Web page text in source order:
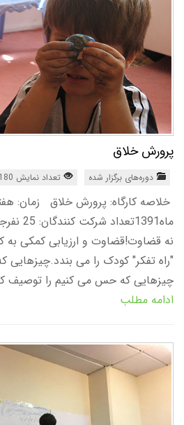
پرورش خلاق
دوره‌های برگزار شده تعداد نمایش 1180
خلاصه کارگاه: پرورش خلاق زمان:
نه قضاوت!قضاوت و ارزیابی کمکی به
"راه تفکر" کودک را می بندد.چیزهایی
چیزهایی که حس می کنیم را
ادامه مطلب